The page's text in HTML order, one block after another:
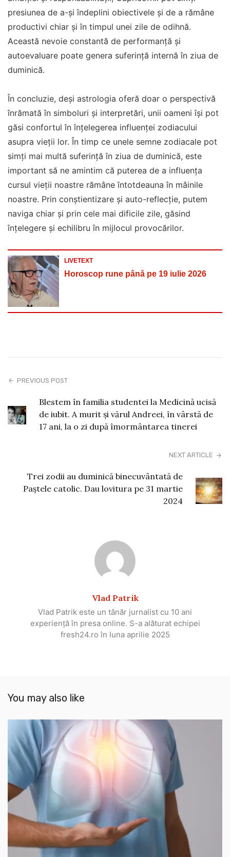
presiunea de a-și îndeplini obiectivele și de a rămâne
productivi chiar și în timpul unei zile de odihnă.
Această nevoie constantă de performanță și
autoevaluare poate genera suferință internă în ziua de
duminică.
În concluzie, deși astrologia oferă doar o perspectivă
înrămată în simboluri și interpretări, unii oameni își pot
găsi confortul în înțelegerea influenței zodiacului
asupra vieții lor. În timp ce unele semne zodiacale pot
simți mai multă suferință în ziua de duminică, este
important să ne amintim că puterea de a influența
cursul vieții noastre rămâne întotdeauna în mâinile
noastre. Prin conștientizare și auto-reflecție, putem
naviga chiar și prin cele mai dificile zile, găsind
înțelegere și echilibru în mijlocul provocărilor.
LIVETEXT
Horoscop rune până pe 19 iulie 2026
PREVIOUS POST
Blestem în familia studentei la Medicină ucisă
de iubit. A murit şi vărul Andreei, în vârstă de
17 ani, la o zi după îmormântarea tinerei
NEXT ARTICLE
Trei zodii au duminică binecuvântată de
Paștele catolic. Dau lovitura pe 31 martie
2024
Vlad Patrik
Vlad Patrik este un tânăr jurnalist cu 10 ani
experiență în presa online. S-a alăturat echipei
fresh24.ro în luna aprilie 2025
You may also like